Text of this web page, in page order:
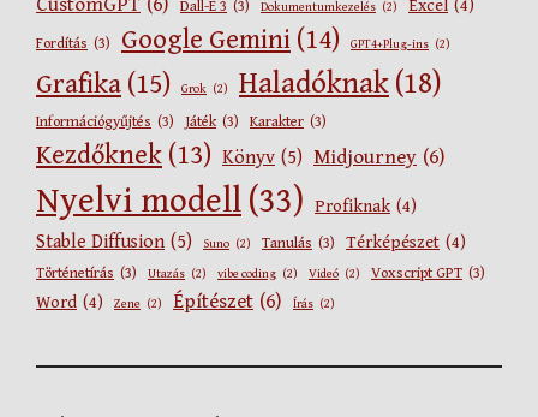
Dall-E 3 (3) Dokumentumkezelés (2) Excel (4)
Fordítás (3) Google Gemini (14) GPT4+Plug-ins (2)
Grafika (15) Grok (2) Haladóknak (18)
Információgyűjtés (3) Játék (3) Karakter (3)
Kezdőknek (13) Könyv (5) Midjourney (6)
Nyelvi modell (33) Profiknak (4)
Stable Diffusion (5) Suno (2) Tanulás (3) Térképészet (4)
Történetírás (3) Utazás (2) vibe coding (2) Videó (2) Voxscript GPT (3)
Word (4) Zene (2) Építészet (6) Írás (2)